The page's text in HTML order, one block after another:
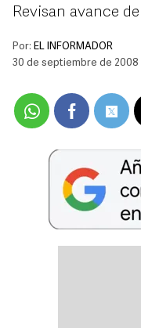
Revisan avance
Por: EL INFORMADOR
30 de septiembre de 2008